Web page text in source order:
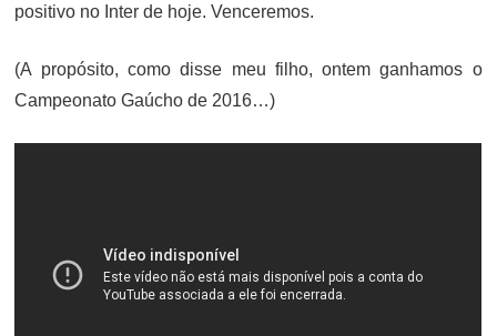
positivo no Inter de hoje. Venceremos.
(A propósito, como disse meu filho, ontem ganhamos o
Campeonato Gaúcho de 2016…)